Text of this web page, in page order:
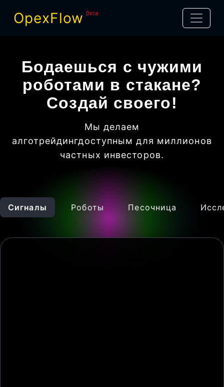
OpexFlow βeta
Бодаешься с чужими
роботами в стакане?
Создай своего!
Мы делаем
алготрейдингдоступным для миллионов
частных инвесторов.
Сигналы Роботы Песочница